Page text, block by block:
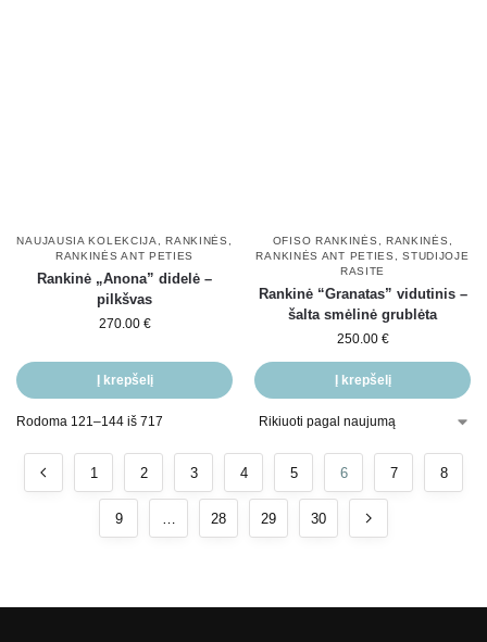
NAUJAUSIA KOLEKCIJA ,RANKINĖS
RANKINĖS ANT PETIES
Rankinė „Anona” didelė –
pilkšvas
270.00 €
Į krepšelį
OFISO RANKINĖS RANKINĖS
RANKINĖS ANT PETIES
,STUDIJOJE
RASITE
Rankinė “Granatas” vidutinis –
šalta smėlinė grublėta
250.00 €
Į krepšelį
Rodoma 121–144 iš 717
1 2 3 4 5 6 7 8
9 28 29 30